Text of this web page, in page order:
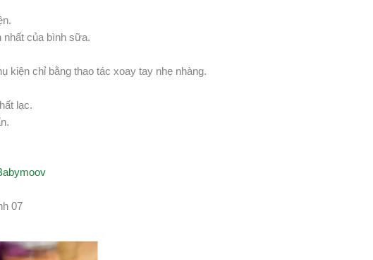
nhất của bình sữa.
kiện chỉ bằng thao tác xoay tay nhẹ nhàng.
lạc.